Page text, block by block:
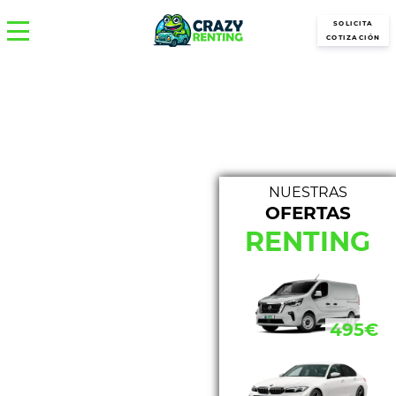
SOLICITA
COTIZACIÓN
433€
NUESTRAS
OFERTAS
RENTING
495€